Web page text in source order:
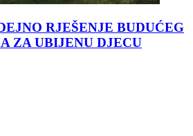
RJEŠENJE BUDUĆEG
ZA UBIJENU DJECU